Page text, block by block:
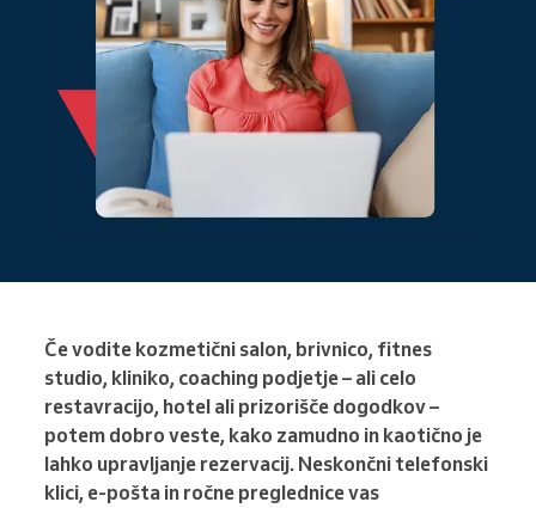
Če vodite kozmetični salon, brivnico, fitnes
studio, kliniko, coaching podjetje – ali celo
restavracijo, hotel ali prizorišče dogodkov –
potem dobro veste, kako zamudno in kaotično je
lahko upravljanje rezervacij. Neskončni telefonski
klici, e-pošta in ročne preglednice vas